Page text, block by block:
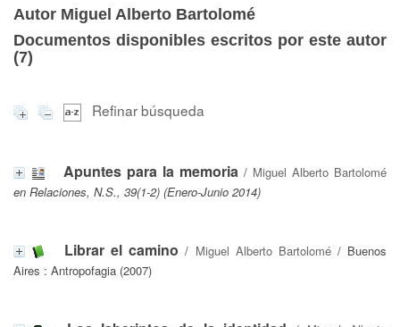
Autor Miguel Alberto Bartolomé
Documentos disponibles escritos por este autor
(7)
Refinar búsqueda
Apuntes para la memoria / Miguel Alberto Bartolomé
en Relaciones, N.S., 39(1-2) (Enero-Junio 2014)
Librar el camino / Miguel Alberto Bartolomé/ Buenos
Aires : Antropofagia (2007)